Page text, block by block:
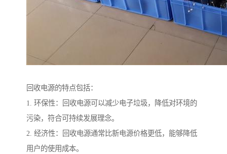
回收电源的特点包括：
1. 环保性：回收电源可以减少电子垃圾，降低对环境的
污染，符合可持续发展理念。
2. 经济性：回收电源通常比新电源价格更低，能够降低
用户的使用成本。